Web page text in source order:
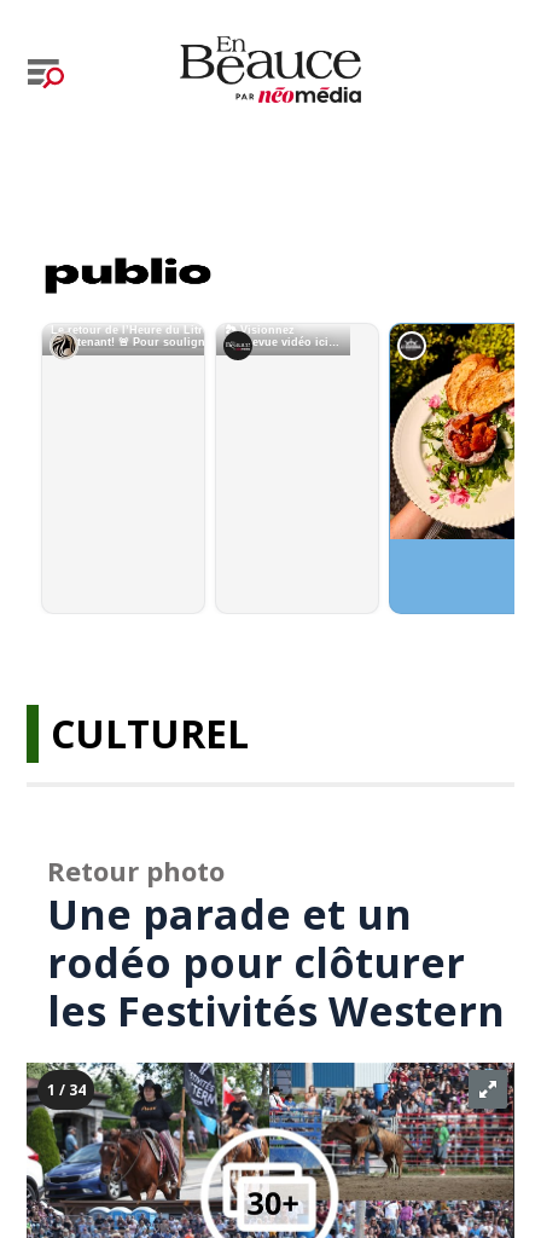
CULTUREL
Retour photo
Une parade et un
rodéo pour clôturer
les Festivités Western
1 / 34